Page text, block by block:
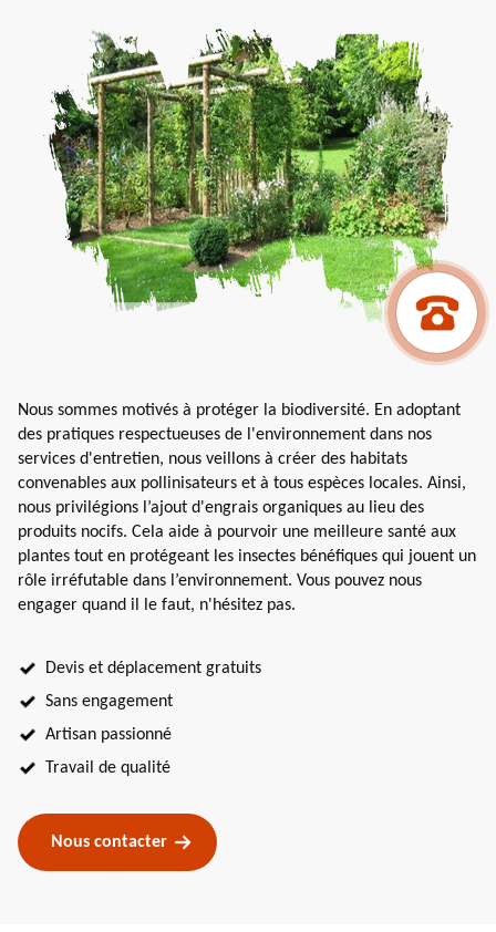
Nous sommes motivés à protéger la biodiversité. En adoptant
des pratiques respectueuses de l'environnement dans nos
services d'entretien, nous veillons à créer des habitats
convenables aux pollinisateurs et à tous espèces locales. Ainsi,
nous privilégions l’ajout d'engrais organiques au lieu des
produits nocifs. Cela aide à pourvoir une meilleure santé aux
plantes tout en protégeant les insectes bénéfiques qui jouent un
rôle irréfutable dans l’environnement. Vous pouvez nous
engager quand il le faut, n'hésitez pas.
Devis et déplacement gratuits
Sans engagement
Artisan passionné
Travail de qualité
Nous contacter